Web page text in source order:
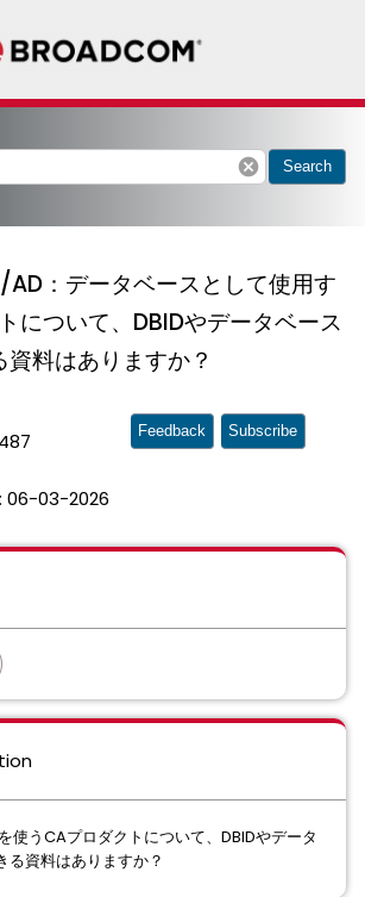
cancel Search
：データベースとして使用す
について、DBIDやデータベース
料はありますか？
06-03-2026
Feedback Subscribe
うCAプロダクトについて、DBIDやデータ
る資料はありますか？